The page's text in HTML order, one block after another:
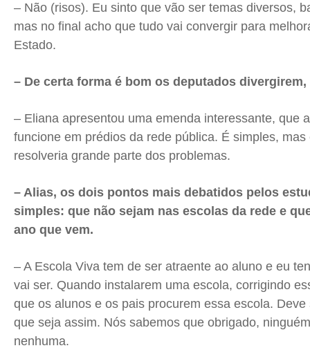
– Não (risos). Eu sinto que vão ser temas diversos,
mas no final acho que tudo vai convergir para
Estado.
– De certa forma é bom os deputados
– Eliana apresentou uma emenda interessante, que
funcione em prédios da rede pública. É simples, mas
resolveria grande parte dos problemas.
– Alias, os dois pontos mais debatidos pelos
simples: que não sejam nas escolas da rede e
ano que vem.
– A Escola Viva tem de ser atraente ao aluno e eu
vai ser. Quando instalarem uma escola, corrigindo
que os alunos e os pais procurem essa escola.
que seja assim. Nós sabemos que obrigado,
nenhuma.